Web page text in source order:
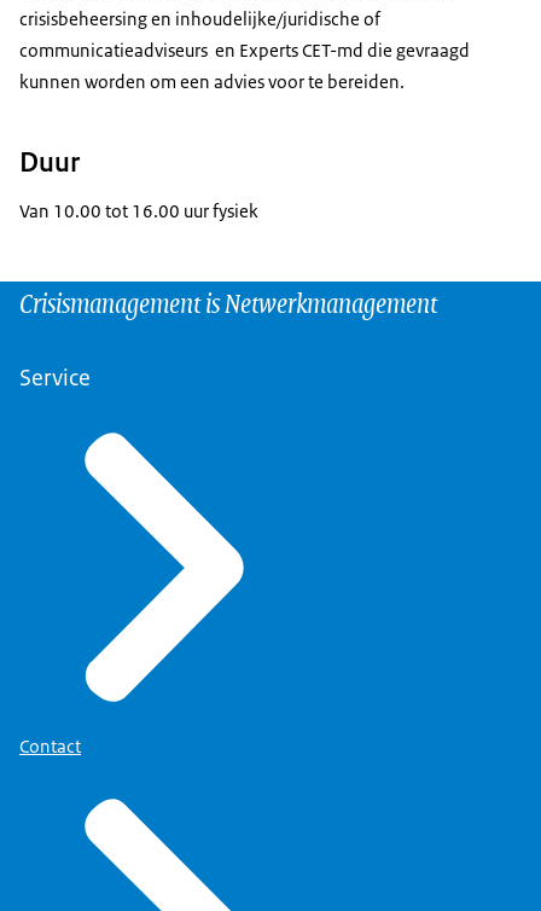
crisisbeheersing en inhoudelijke/juridische of
communicatieadviseurs en Experts CET-md die gevraagd
kunnen worden om een advies voor te bereiden.
Duur
Van 10.00 tot 16.00 uur fysiek
Crisismanagement is Netwerkmanagement
Service
Contact